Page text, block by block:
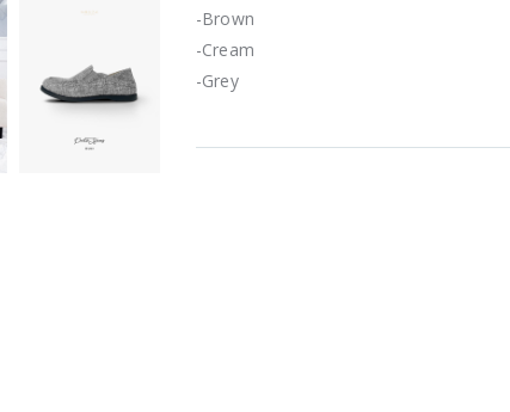
-Brown
-Cream
-Grey